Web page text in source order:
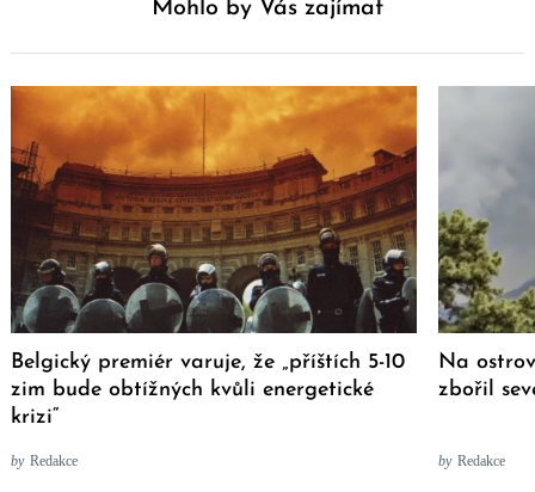
Mohlo by Vás zajímat
Belgický premiér varuje, že „příštích 5-10
zim bude obtížných kvůli energetické
krizi“
by Redakce
Na
zbořil
by Redakce